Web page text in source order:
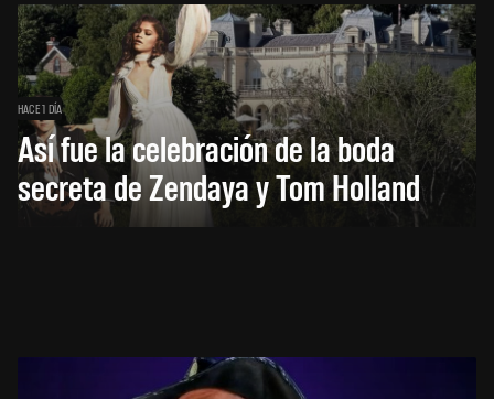
HACE 1 DÍA
Así fue la celebración de la boda
secreta de Zendaya y Tom Holland